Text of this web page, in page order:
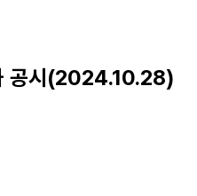
공시(2024.10.28)